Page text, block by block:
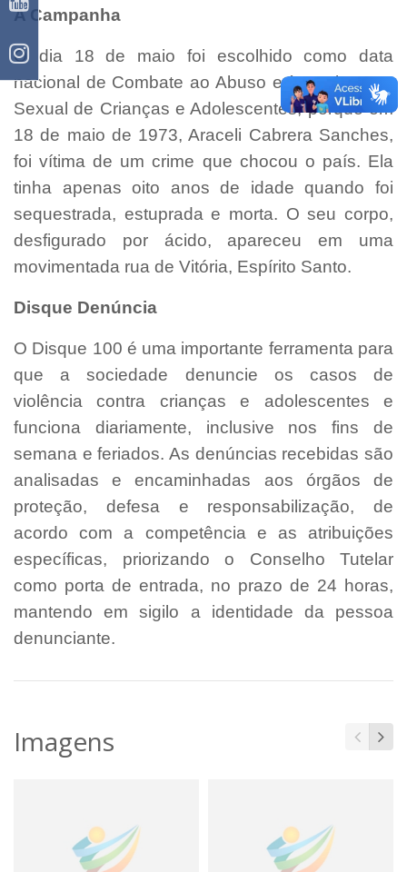
A Campanha
O dia 18 de maio foi escolhido como data
nacional de Combate ao Abuso e à Exploração
Sexual de Crianças e Adolescentes, porque em
18 de maio de 1973, Araceli Cabrera Sanches,
foi vítima de um crime que chocou o país. Ela
tinha apenas oito anos de idade quando foi
sequestrada, estuprada e morta. O seu corpo,
desfigurado por ácido, apareceu em uma
movimentada rua de Vitória, Espírito Santo.
Disque Denúncia
O Disque 100 é uma importante ferramenta para
que a sociedade denuncie os casos de
violência contra crianças e adolescentes e
funciona diariamente, inclusive nos fins de
semana e feriados. As denúncias recebidas são
analisadas e encaminhadas aos órgãos de
proteção, defesa e responsabilização, de
acordo com a competência e as atribuições
específicas, priorizando o Conselho Tutelar
como porta de entrada, no prazo de 24 horas,
mantendo em sigilo a identidade da pessoa
denunciante.
Imagens